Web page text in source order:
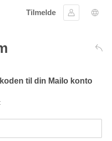
Tilmelde
Log ind
til din Mailo konto